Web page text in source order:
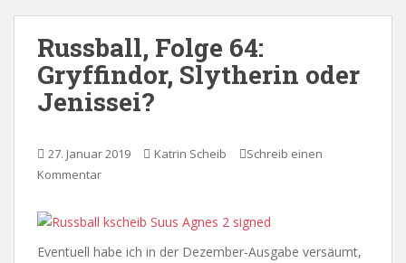
Russball, Folge 64:
Gryffindor, Slytherin oder
Jenissei?
27. Januar 2019 Katrin Scheib
Schreib einen
Kommentar
Eventuell habe ich in der Dezember-Ausgabe versäumt,